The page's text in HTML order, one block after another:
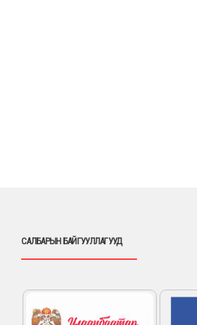
САЛБАРЫН БАЙГУУЛЛАГУУД